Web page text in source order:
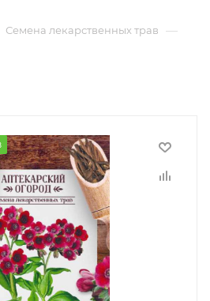
Семена лекарственных трав —